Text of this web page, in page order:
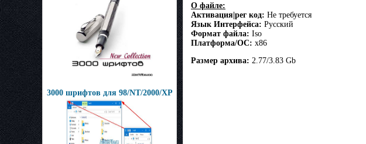
3000 шрифтов для 98/NT/2000/XP
О файле:
Активация|рег код: Не требуется
Язык Интерфейса: Русский
Формат файла: Iso
Платформа/ОС: x86
Размер архива: 2.77/3.83 Gb